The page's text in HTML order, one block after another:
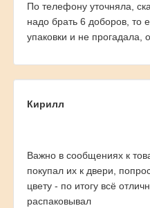
По телефону уточняла,
надо брать 6 доборов, то
упаковки и не прогадала,
Кирилл
Важно в сообщениях к
покупал их к двери,
цвету - по итогу всё
распаковывал